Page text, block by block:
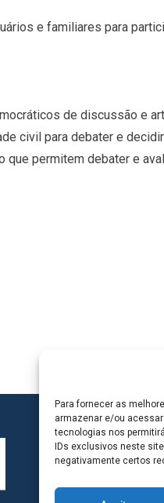
Para fornecer as
armazenar e/ou
tecnologias nos
IDs exclusivos neste
negativamente certos
e familiares para
de discussão e
civil para debater e
permitem debater e